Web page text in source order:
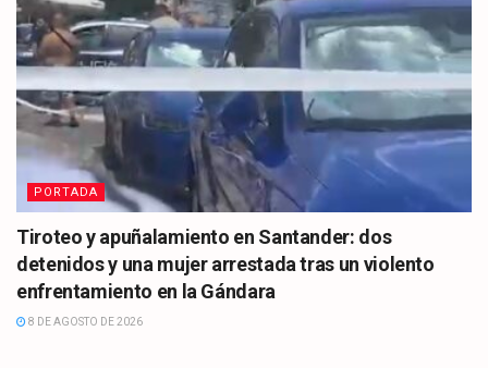
PORTADA
Tiroteo y apuñalamiento en Santander: dos
detenidos y una mujer arrestada tras un violento
enfrentamiento en la Gándara
8 DE AGOSTO DE 2026